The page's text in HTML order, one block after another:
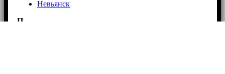
Невьянск
П